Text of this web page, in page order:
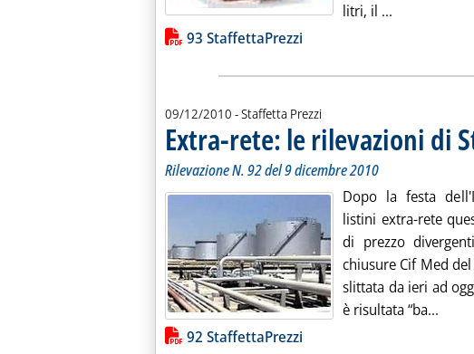
litri, il ...
Lista allegati PDF alla notizia
93 StaffettaPrezzi
09/12/2010 - Staffetta Prezzi
Extra-rete: le rilevazioni di
Rilevazione N. 92 del 9 dicembre 2010
Dopo la festa
listini extra-rete
di prezzo
chiusure Cif Med
slittata da ieri ad
è risultata “ba...
Lista allegati PDF alla notizia
92 StaffettaPrezzi